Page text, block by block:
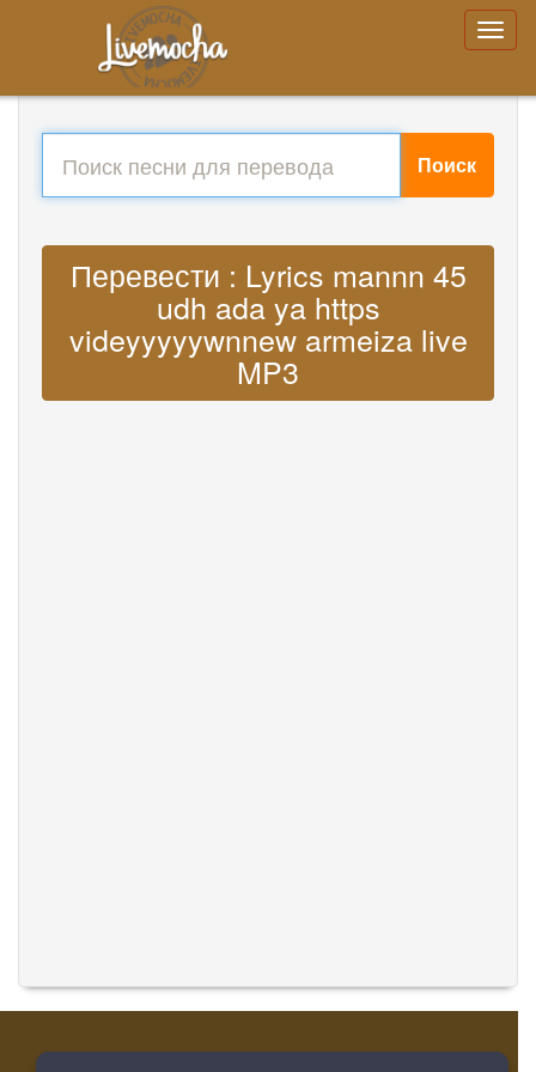
Поиск
Перевести : Lyrics mannn 45
udh ada ya https
videyyyyywnnew armeiza live
MP3